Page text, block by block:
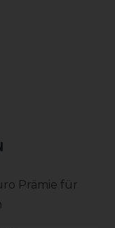
Prämie für